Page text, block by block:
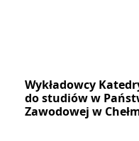
Wykładowcy
do studiów w
Zawodowej w